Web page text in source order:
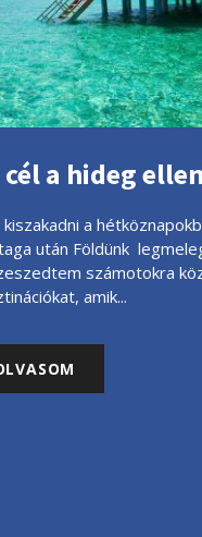
a hideg ellen
a
után Földünk
számotokra
amik...